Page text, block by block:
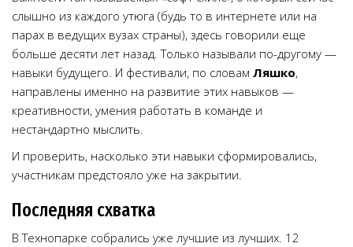
слышно из каждого утюга (будь то в интернете или на
парах в ведущих вузах страны), здесь говорили еще
больше десяти лет назад. Только называли по-другому —
навыки будущего. И фестивали, по словам Ляшко,
направлены именно на развитие этих навыков —
креативности, умения работать в команде и
нестандартно мыслить.
И проверить, насколько эти навыки сформировались,
участникам предстояло уже на закрытии.
Последняя схватка
В Технопарке собрались уже лучшие из лучших. 12